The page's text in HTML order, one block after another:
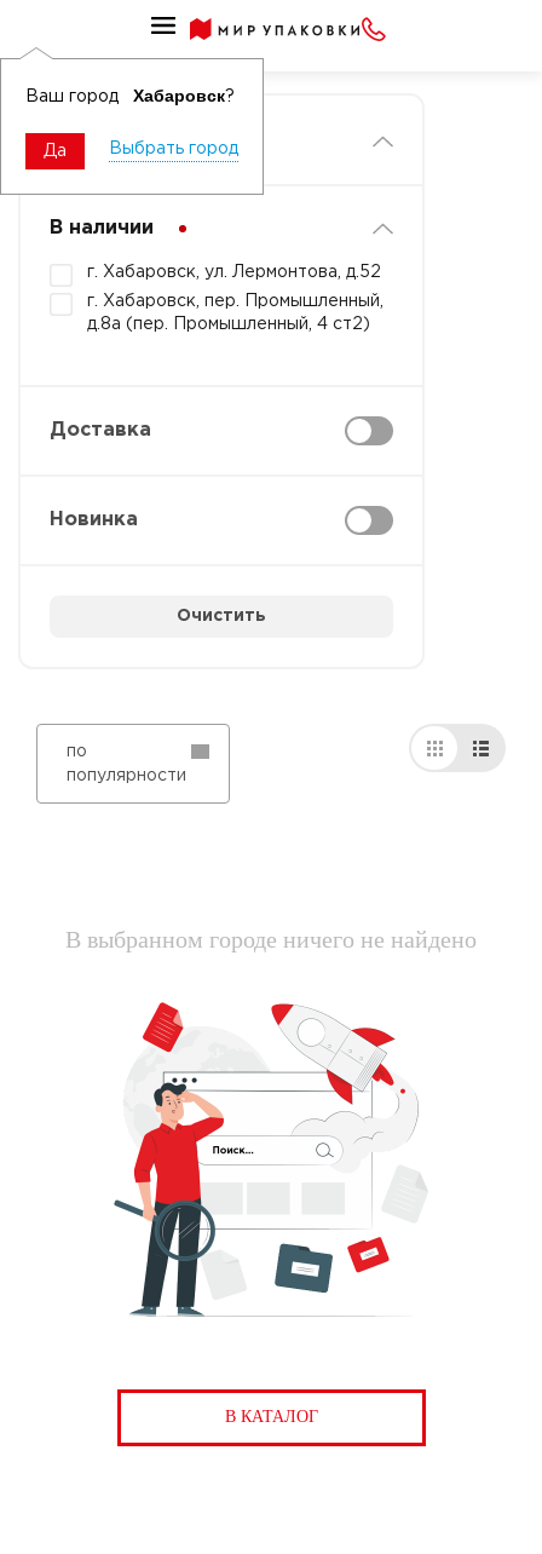
Ваш город Хабаровск?
Да Выбрать город
Главная
Фильтры
В наличии
г. Хабаровск, ул. Лермонтова, д.52
г. Хабаровск, пер. Промышленный,
д.8а (пер. Промышленный, 4 ст2)
Доставка
Новинка
Очистить
по
популярности
В выбранном городе ничего не найдено
В КАТАЛОГ